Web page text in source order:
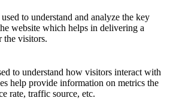
to understand and analyze the key
website which helps in delivering a
the visitors.
to understand how visitors interact with
help provide information on metrics the
rate, traffic source, etc.